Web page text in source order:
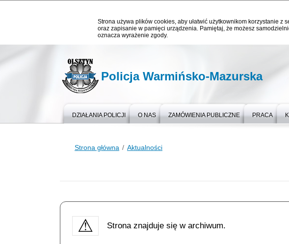
Strona używa plików cookies, aby ułatwić użytkownikom korzystanie
oraz zapisanie w pamięci urządzenia. Pamiętaj, że możesz
oznacza wyrażenie zgody.
Policja Warmińsko-Mazurska
DZIAŁANIA POLICJI O NAS ZAMÓWIENIA PUBLICZNE PRACA
Strona główna Aktualności
Strona znajduje się w archiwum.